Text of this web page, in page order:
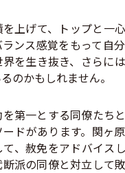
上げて、トップと一
ンス感覚をもって自
を生き抜き、さらに
のかもしれません。
第一とする同僚たち
ドがあります。関ヶ
、赦免をアドバイス
派の同僚と対立して